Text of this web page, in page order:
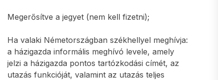
Megerősítve a jegyet (nem kell fizetni);
Ha valaki Németországban székhellyel meghívja:
a házigazda informális meghívó levele, amely
jelzi a házigazda pontos tartózkodási címét, az
utazás funkcióját, valamint az utazás teljes